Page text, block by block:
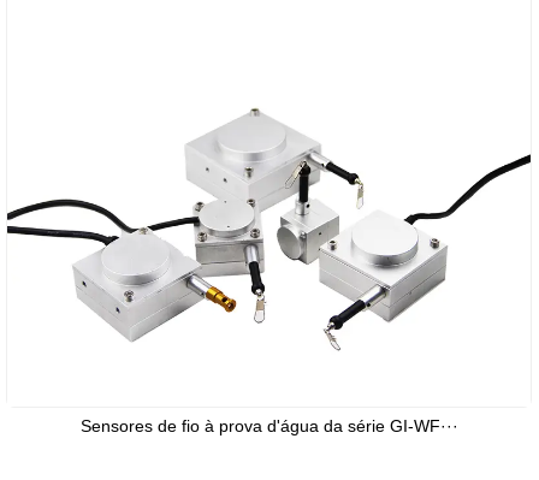
Sensores de fio à prova d'água da série GI-WF···